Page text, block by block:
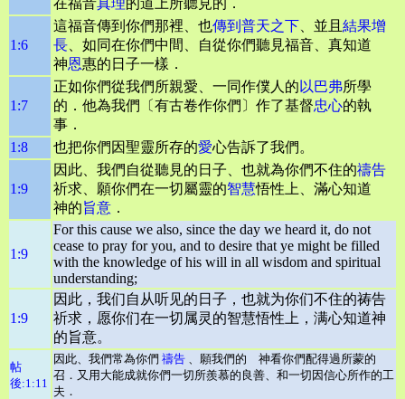
在福音真理的道上所聽見的．
1:6
這福音傳到你們那裡、也傳到普天之下 、並且 結果增
長 、如同在你們中間、自從你們聽見福音、真知道
神恩惠的日子一樣．
1:7
正如你們從我們所親愛、一同作僕人的 以巴弗所學
的．他為我們〔有古卷作你們〕作了基督忠心的執
事．
1:8
也把你們因聖靈所存的愛心告訴了我們。
1:9
因此、我們自從聽見的日子、也就為你們不住的禱告
祈求、願你們在一切屬靈的智慧悟性上、滿心知道
神的旨意 ．
1:9
For this cause we also, since the day we heard it, do not
cease to pray for you, and to desire that ye might be filled
with the knowledge of his will in all wisdom and spiritual
understanding;
1:9
因此，我们自从听见的日子，也就为你们不住的祷告
祈求，愿你们在一切属灵的智慧悟性上，满心知道神
的旨意。
帖
後:1:11
因此、我們常為你們 禱告 、願我們的 神看你們配得過所蒙的
召．又用大能成就你們一切所羨慕的良善、和一切因信心所作的工
夫．